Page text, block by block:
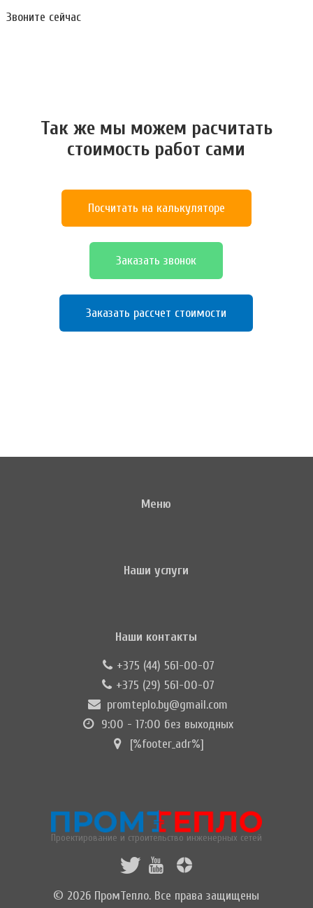
Звоните сейчас
Так же мы можем расчитать
стоимость работ сами
Посчитать на калькуляторе
Заказать звонок
Заказать рассчет стоимости
Меню
Наши услуги
Наши контакты
+375 (44) 561-00-07
+375 (29) 561-00-07
promteplo.by@gmail.com
9:00 - 17:00 без выходных
[%footer_adr%]
Проектирование и строительство инженерных сетей
© 2026 ПромТепло. Все права защищены